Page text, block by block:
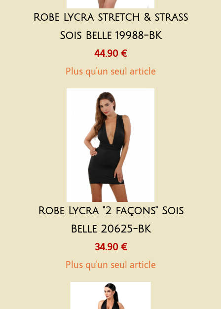
Robe Lycra stretch & strass
Sois Belle 19988-BK
44.90 €
Plus qu'un seul article
Robe Lycra "2 façons" Sois
Belle 20625-BK
34.90 €
Plus qu'un seul article